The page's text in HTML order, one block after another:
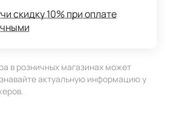
скидку 10% при оплате
в розничных магазинах может
актуальную информацию у